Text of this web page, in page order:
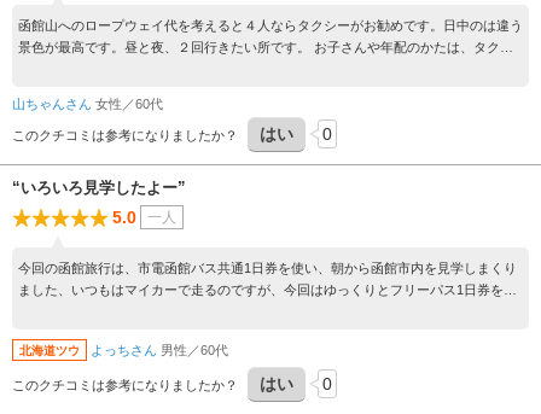
函館山へのロープウェイ代を考えると４人ならタクシーがお勧めです。日中のは違う
景色が最高です。昼と夜、２回行きたい所です。 お子さんや年配のかたは、タクシ
山ちゃんさん 女性／60代
このクチコミは参考になりましたか？ はい 0
“いろいろ見学したよー”
5.0 一人
今回の函館旅行は、市電函館バス共通1日券を使い、朝から函館市内を見学しまくり
ました、いつもはマイカーで走るのですが、今回はゆっくりとフリーパス1日券を使
と4～日ゆっくり函館見学をしていこうと思います。
北海道ツウ よっちさん 男性／60代
このクチコミは参考になりましたか？ はい 0